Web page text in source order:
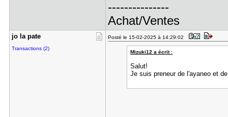
---------------
Achat/Ventes
jo la pate
Transactions (2)
Posté le 15-02-2025 à 14:29:02
Mizuki12 a écrit :
Salut!
Je suis preneur de l'ayaneo et